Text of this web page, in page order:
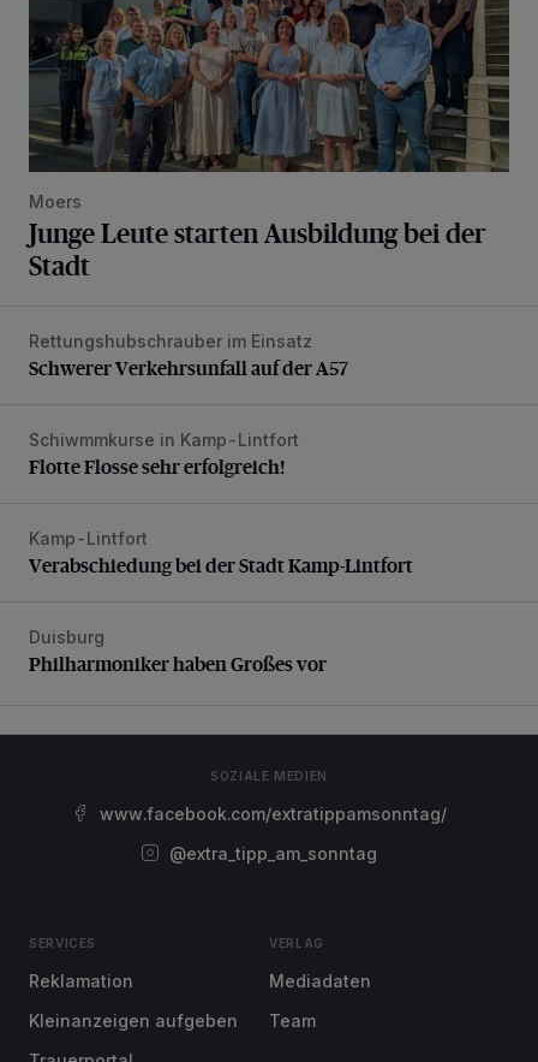
Moers
Junge Leute starten Ausbildung bei der
Stadt
Schwerer Verkehrsunfall auf der A57
Rettungshubschrauber im Einsatz
Schwerer Verkehrsunfall auf der A57
Flotte Flosse sehr erfolgreich!
Schiwmmkurse in Kamp-Lintfort
Flotte Flosse sehr erfolgreich!
Verabschiedung bei der Stadt Kamp-Lintfort
Kamp-Lintfort
Verabschiedung bei der Stadt Kamp-Lintfort
Philharmoniker haben Großes vor
Duisburg
Philharmoniker haben Großes vor
SOZIALE MEDIEN
www.facebook.com/extratippamsonntag/
@extra_tipp_am_sonntag
SERVICES
Reklamation
Kleinanzeigen aufgeben
VERLAG
Mediadaten
Team